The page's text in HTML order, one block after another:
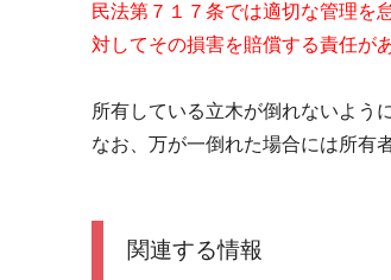
民法第７１７条では適切な管理を
対してその損害を賠償する責任が
所有している立木が倒れないよう
なお、万が一倒れた場合には所有
関連する情報